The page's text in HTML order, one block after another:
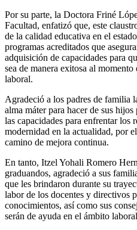
Por su parte, la Doctora Friné
Facultad, enfatizó que, este
de la calidad educativa en el
programas acreditados que
adquisición de capacidades para
sea de manera exitosa al
laboral.
Agradeció a los padres de familia
alma máter para hacer de sus
las capacidades para enfrentar los
modernidad en la actualidad, por
camino de mejora continua.
En tanto, Itzel Yohali Romero
graduandos, agradeció a sus
que les brindaron durante su
labor de los docentes y directivos
conocimientos, así como sus
serán de ayuda en el ámbito